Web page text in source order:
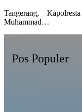
Tangerang, –
Muhammad…
Pos Populer